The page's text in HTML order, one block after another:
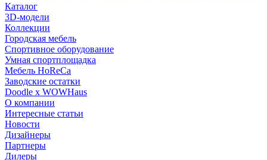
Каталог
3D-модели
Коллекции
Городская мебель
Спортивное оборудование
Умная спортплощадка
Мебель HoReCa
Заводские остатки
Doodle x WOWHaus
О компании
Интересные статьи
Новости
Дизайнеры
Партнеры
Дилеры